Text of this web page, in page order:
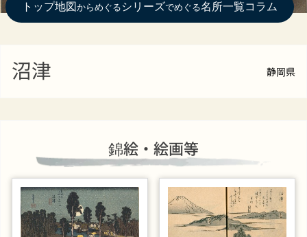
トップ地図 からめぐる シリーズでめぐる名所一覧コラム
沼津 静岡県
錦絵・絵画等